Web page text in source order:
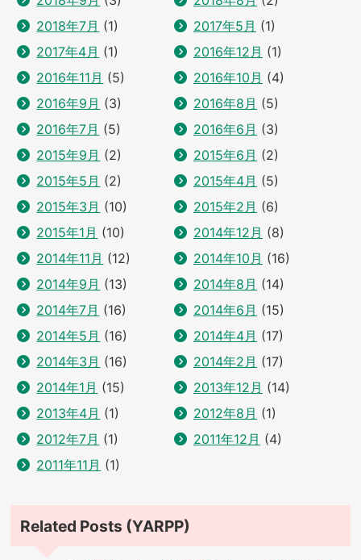
2018年7月 (1) 2017年5月 (1)
2017年4月 (1) 2016年12月 (1)
2016年11月 (5) 2016年10月 (4)
2016年9月 (3) 2016年8月 (5)
2016年7月 (5) 2016年6月 (3)
2015年9月 (2) 2015年6月 (2)
2015年5月 (2) 2015年4月 (5)
2015年3月 (10) 2015年2月 (6)
2015年1月 (10) 2014年12月 (8)
2014年11月 (12) 2014年10月 (16)
2014年9月 (13) 2014年8月 (14)
2014年7月 (16) 2014年6月 (15)
2014年5月 (16) 2014年4月 (17)
2014年3月 (16) 2014年2月 (17)
2014年1月 (15) 2013年12月 (14)
2013年4月 (1) 2012年8月 (1)
2012年7月 (1) 2011年12月 (4)
2011年11月 (1)
Related Posts (YARPP)